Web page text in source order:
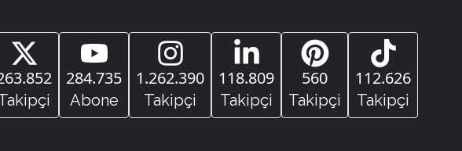
284.735
Abone
1.262.390
Takipçi
118.809
Takipçi
560
Takipçi
112.626
Takipçi